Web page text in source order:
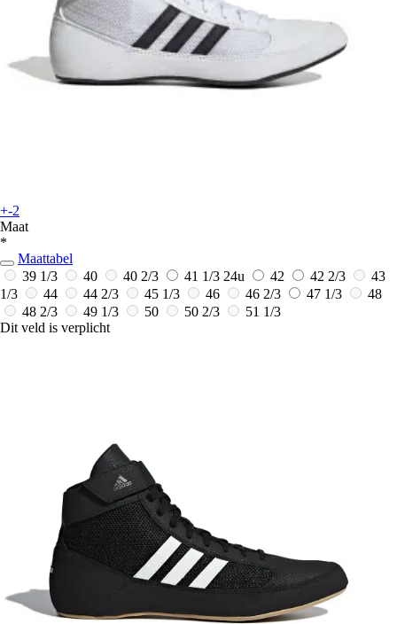
+-2
Maat
*
Maattabel
39 1/3
40 40 2/3 41 1/3 24u 42 42 2/3
43
1/3
44 44 2/3 45 1/3 46 46 2/3 47 1/3
48
48 2/3
49 1/3 50 50 2/3
51 1/3
Dit veld is verplicht